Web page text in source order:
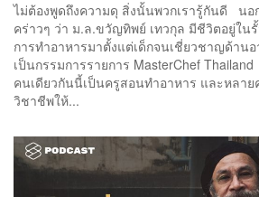
ไม่ต้องพูดถึงความดุ สิ่งนั้นพวกเรารู้กันดี นอ
คร่าวๆ ว่า ม.ล.ขวัญทิพย์ เทวกุล มีชีวิตอยู่ใน
การทำอาหารมาตั้งแต่เด็กจนเชี่ยวชาญด้าน
เป็นกรรมการรายการ MasterChef
คนเดียวกันนี้เป็นครูสอนทำอาหาร และหลาย
วิชาชีพให้...